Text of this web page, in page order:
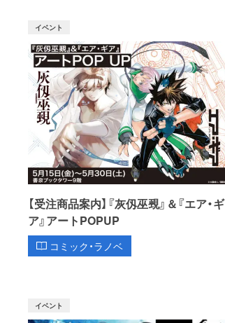
イベント
【受注商品案内】『灰仭巫覡』＆『エア・ギ
ア』アートPOPUP
コミック・ラノベ
イベント